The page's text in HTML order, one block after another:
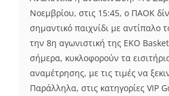
Νοεμβρίου, στις 15:45, ο ΠΑΟΚ
σημαντικό παιχνίδι με αντίπαλο
την 8η αγωνιστική της ΕΚΟ
σήμερα, κυκλοφορούν τα
αναμέτρησης, με τις τιμές να
Παράλληλα, στις κατηγορίες VIP